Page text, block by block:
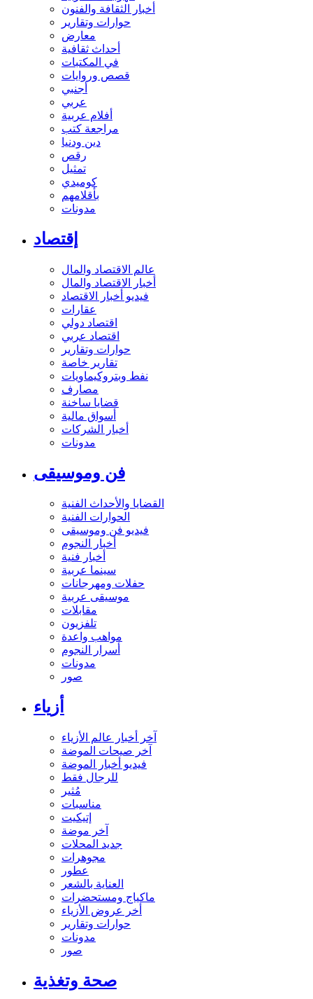
أخبار الثقافة والفنون
حوارات وتقارير
معارض
أحداث ثقافية
في المكتبات
قصص وروايات
أجنبي
عربي
أفلام عربية
مراجعة كتب
دين ودنيا
رقص
تمثيل
كوميدي
بأقلامهم
مدونات
إقتصاد
عالم الاقتصاد والمال
أخبار الاقتصاد والمال
فيديو أخبار الاقتصاد
عقارات
اقتصاد دولي
اقتصاد عربي
حوارات وتقارير
تقارير خاصة
نفط وبتروكيماويات
مصارف
قضايا ساخنة
أسواق مالية
أخبار الشركات
مدونات
فن وموسيقى
القضايا والأحداث الفنية
الحوارات الفنية
فيديو فن وموسيقى
أخبار النجوم
أخبار فنية
سينما عربية
حفلات ومهرجانات
موسيقى عربية
مقابلات
تلفزيون
مواهب واعدة
أسرار النجوم
مدونات
صور
أزياء
آخر أخبار عالم الأزياء
آخر صيحات الموضة
فيديو أخبار الموضة
للرجال فقط
مُثير
مناسبات
إتيكيت
آخر موضة
جديد المحلات
مجوهرات
عطور
العناية بالشعر
ماكياج ومستحضرات
أخر عروض الأزياء
حوارات وتقارير
مدونات
صور
صحة وتغذية